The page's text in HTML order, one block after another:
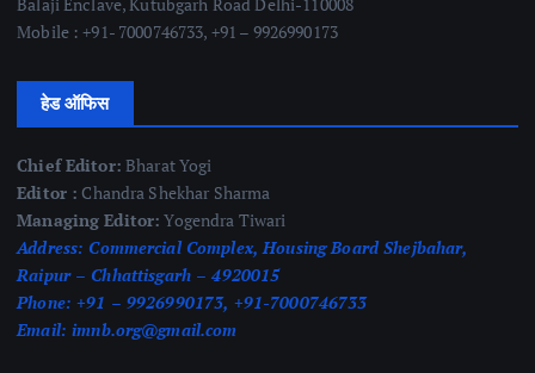
Mobile : +91- 7000746733, +91 – 9926990173
हेड ऑफिस
Chief Editor: Bharat Yogi
Editor : Chandra Shekhar Sharma
Managing Editor: Yogendra Tiwari
Address: Commercial Complex, Housing Board Shejbahar,
Raipur – Chhattisgarh – 4920015
Phone: +91 – 9926990173, +91-7000746733
Email: imnb.org@gmail.com